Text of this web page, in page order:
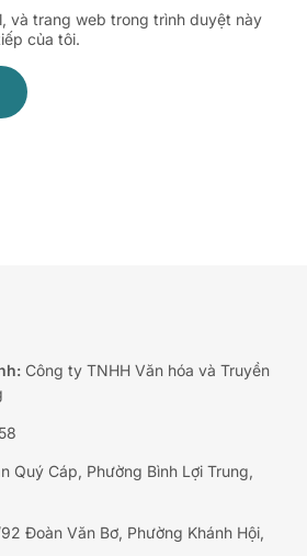
và trang web trong trình duyệt này
của tôi.
Công ty TNHH Văn hóa và Truyền
Quý Cáp, Phường Bình Lợi Trung,
Đoàn Văn Bơ, Phường Khánh Hội,